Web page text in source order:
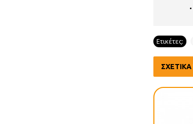
Ετικέτες: